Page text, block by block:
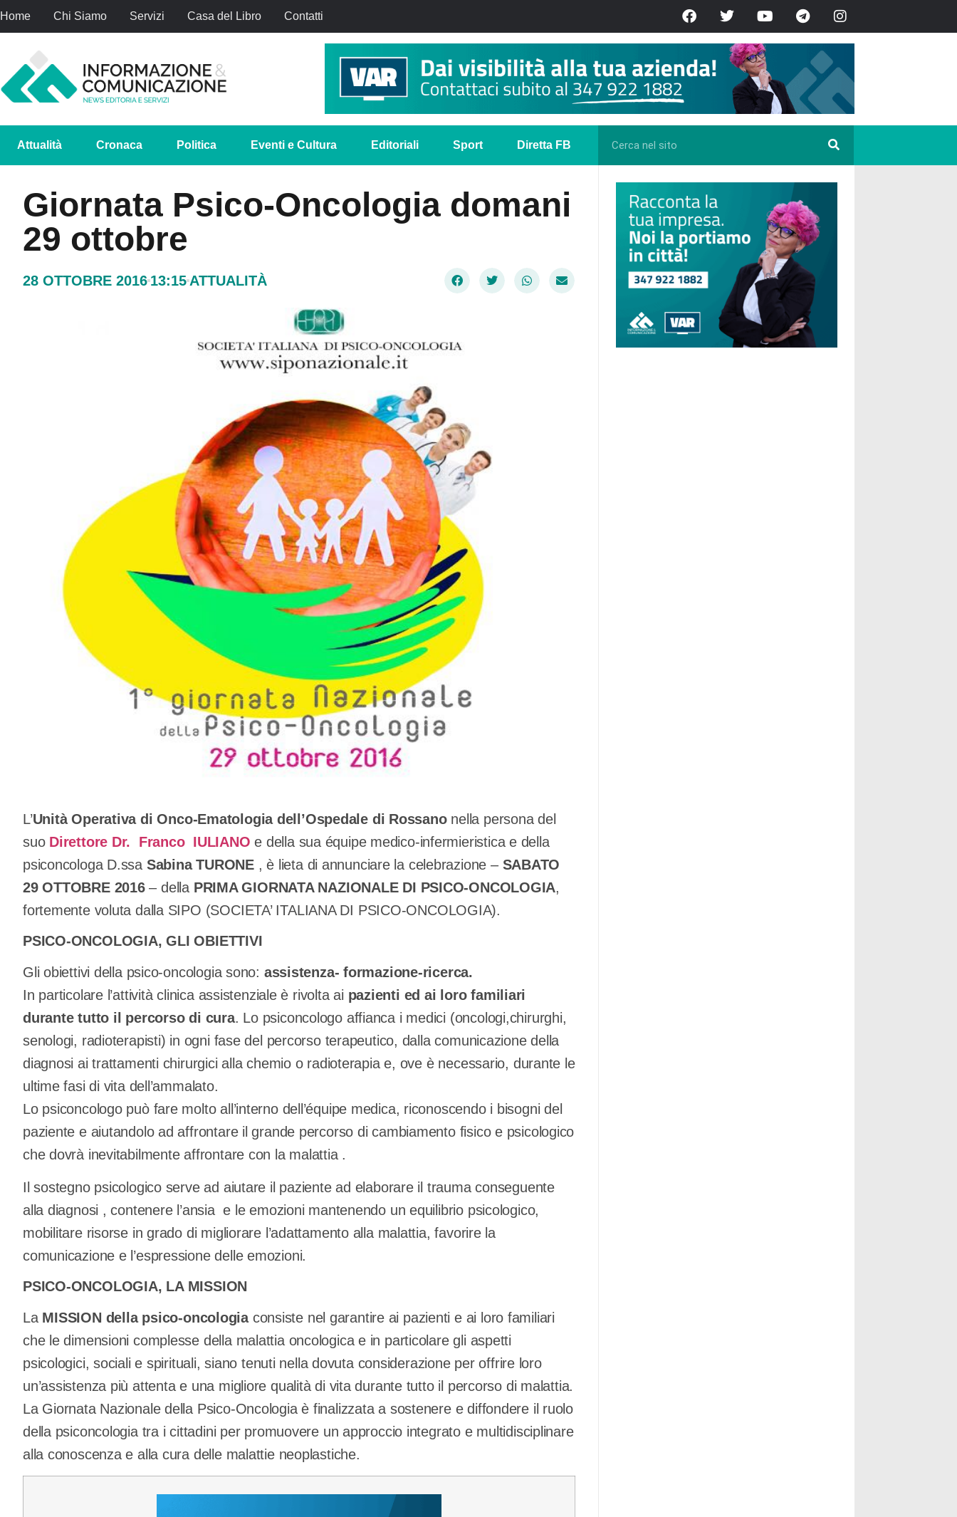
Home Chi Siamo Servizi Casa del Libro Contatti
Attualità Cronaca Politica Eventi e Cultura Editoriali Sport Diretta FB
Giornata Psico-Oncologia domani
29 ottobre
28 OTTOBRE 2016 13:15 ATTUALITÀ
L’Unità Operativa di Onco-Ematologia dell’Ospedale di Rossanonella persona del
suo Direttore Dr. Franco IULIANO e della sua équipe medico-infermieristica e della
psiconcologa D.ssa Sabina TURONE, è lieta di annunciare la celebrazione – SABATO
29 OTTOBRE 2016– della PRIMA GIORNATA NAZIONALE DI PSICO-ONCOLOGIA,
fortemente voluta dalla SIPO (SOCIETA’ ITALIANA DI PSICO-ONCOLOGIA).
PSICO-ONCOLOGIA, GLI OBIETTIVI
Gli obiettivi della psico-oncologia sono: assistenza- formazione-ricerca.
In particolare l’attività clinica assistenziale è rivolta ai pazienti ed ai loro familiari
durante tutto il percorso di cura. Lo psiconcologo affianca i medici (oncologi,chirurghi,
senologi, radioterapisti) in ogni fase del percorso terapeutico, dalla comunicazione della
diagnosi ai trattamenti chirurgici alla chemio o radioterapia e, ove è necessario, durante le
ultime fasi di vita dell’ammalato.
Lo psiconcologo può fare molto all’interno dell’équipe medica, riconoscendo i bisogni del
paziente e aiutandolo ad affrontare il grande percorso di cambiamento fisico e psicologico
che dovrà inevitabilmente affrontare con la malattia .
Il sostegno psicologico serve ad aiutare il paziente ad elaborare il trauma conseguente
alla diagnosi , contenere l’ansia e le emozioni mantenendo un equilibrio psicologico,
mobilitare risorse in grado di migliorare l’adattamento alla malattia, favorire la
comunicazione e l’espressione delle emozioni.
PSICO-ONCOLOGIA, LA MISSION
La MISSION della psico-oncologiaconsiste nel garantire ai pazienti e ai loro familiari
che le dimensioni complesse della malattia oncologica e in particolare gli aspetti
psicologici, sociali e spirituali, siano tenuti nella dovuta considerazione per offrire loro
un’assistenza più attenta e una migliore qualità di vita durante tutto il percorso di malattia.
La Giornata Nazionale della Psico-Oncologia è finalizzata a sostenere e diffondere il ruolo
della psiconcologia tra i cittadini per promuovere un approccio integrato e multidisciplinare
alla conoscenza e alla cura delle malattie neoplastiche.